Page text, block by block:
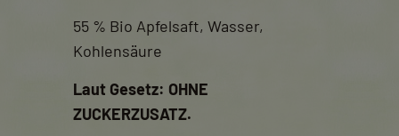
55 % Bio Apfelsaft, Wasser,
Kohlensäure
Laut Gesetz: OHNE
ZUCKERZUSATZ.